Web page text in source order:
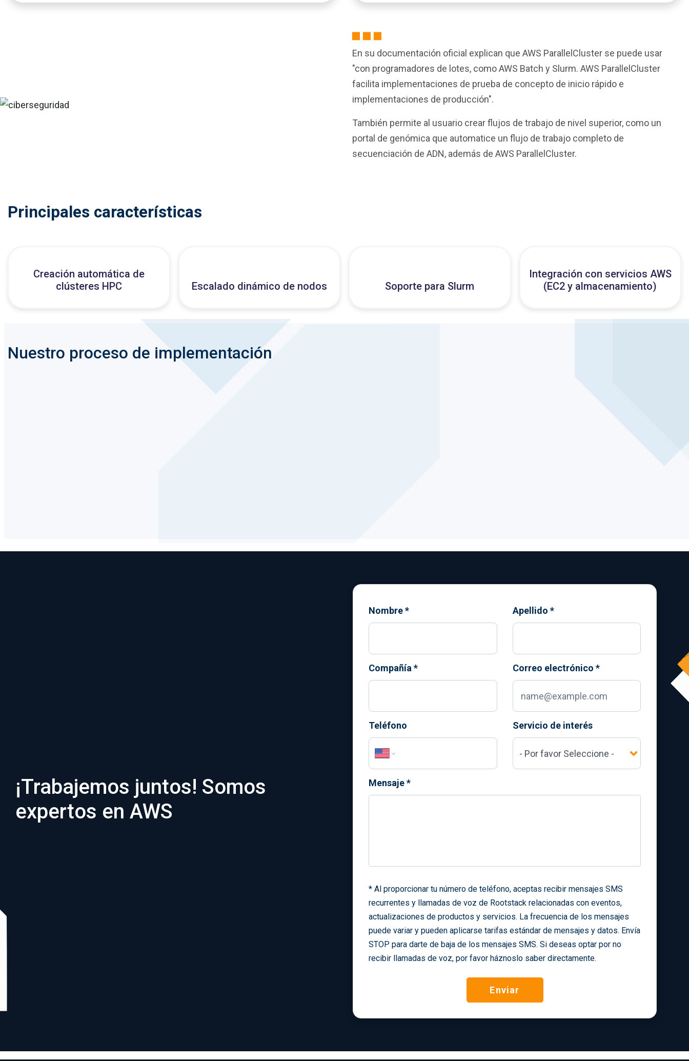
En su documentación oficial explican que AWS ParallelCluster se puede usar
"con programadores de lotes, como AWS Batch y Slurm. AWS ParallelCluster
facilita implementaciones de prueba de concepto de inicio rápido e
implementaciones de producción".
También permite al usuario crear flujos de trabajo de nivel superior, como un
portal de genómica que automatice un flujo de trabajo completo de
secuenciación de ADN, además de AWS ParallelCluster.
Principales características
Creación automática de
clústeres HPC
Escalado dinámico de nodos Soporte para Slurm
Integración con servicios AWS
(EC2 y almacenamiento)
Nuestro proceso de implementación
Se habilitan métricas, alertas y
¡Trabajemos juntos! Somos
expertos en AWS
Nombre* Apellido *
Compañía * Correo electrónico *
Teléfono Servicio de interés
Mensaje*
* Al proporcionar tu número de teléfono, aceptas recibir mensajes SMS
recurrentes y llamadas de voz de Rootstack relacionadas con eventos,
actualizaciones de productos y servicios. La frecuencia de los mensajes
puede variar y pueden aplicarse tarifas estándar de mensajes y datos. Envía
STOP para darte de baja de los mensajes SMS. Si deseas optar por no
recibir llamadas de voz, por favor háznoslo saber directamente.
Enviar